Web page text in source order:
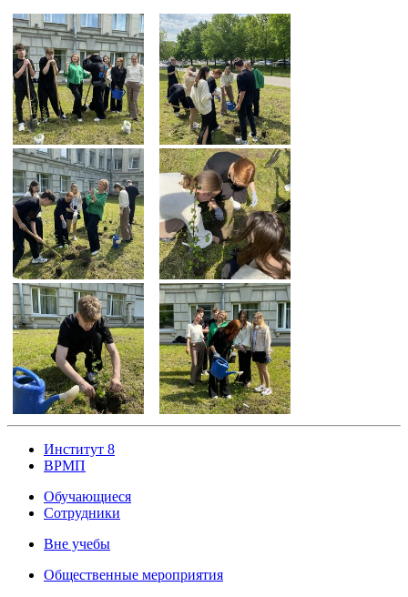
Институт 8
ВРМП
Обучающиеся
Сотрудники
Вне учебы
Общественные мероприятия